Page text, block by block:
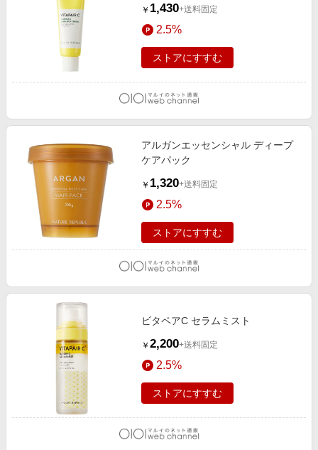
￥ 1,430+送料固定
2.5%
ストアにすすむ
アルガンエッセンシャル ディープ
ケアパック
￥ 1,320+送料固定
2.5%
ストアにすすむ
ビタペアC セラムミスト
￥ 2,200+送料固定
2.5%
ストアにすすむ